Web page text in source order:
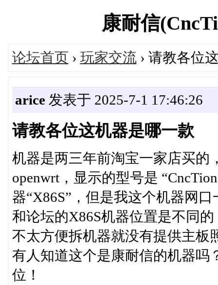
康耐信
论坛首页 › 玩家交流› 请教各位
arice发表于 2025-7-1 17:46:26
请教各位这机器是哪一款
机器是两三年前淘宝一家店买的
openwrt，显示的型号是
器“X86S”，但是我这个机器网
和论坛的X86S机器位置是不同
不太方便拆机器就没有提供主板
有人知道这个是康耐信的机器吗
位！